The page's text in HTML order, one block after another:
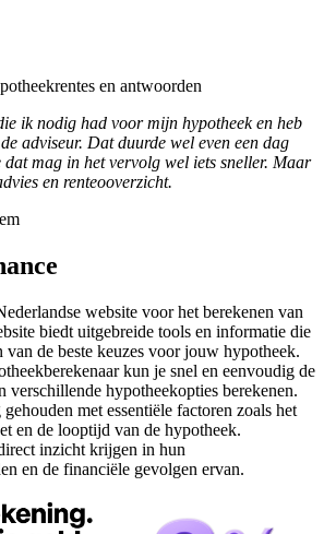
en antwoorden
ik nodig had voor mijn hypotheek en heb
adviseur. Dat duurde wel even een dag
mag in het vervolg wel iets sneller. Maar
en renteooverzicht.
website voor het berekenen van
biedt uitgebreide tools en informatie die
van de beste keuzes voor jouw hypotheek.
kun je snel en eenvoudig de
verschillende hypotheekopties berekenen.
met essentiële factoren zoals het
en de looptijd van de hypotheek.
inzicht krijgen in hun
en de financiële gevolgen ervan.